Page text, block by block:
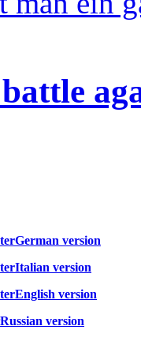
German version
Italian version
English version
Russian version